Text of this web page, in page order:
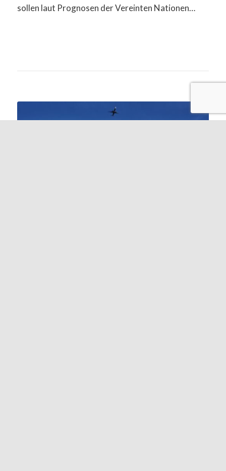
sollen laut Prognosen der Vereinten Nationen…